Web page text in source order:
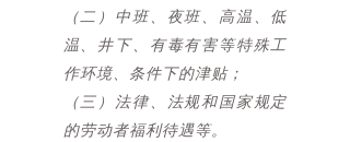
（二）中班、夜班、高温、低
温、井下、有毒有害等特殊工
作环境、条件下的津贴；
（三）法律、法规和国家规定
的劳动者福利待遇等。